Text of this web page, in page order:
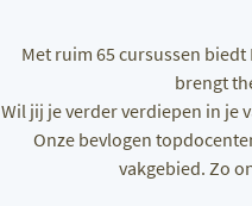
Met ruim 65 cursussen
brengt
Wil jij je verder verdiepen in je
Onze bevlogen
vakgebied. Zo